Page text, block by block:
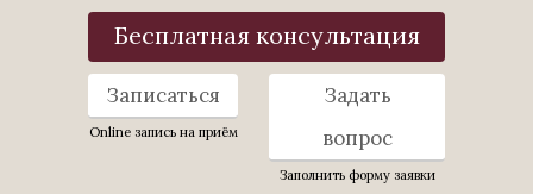
Бесплатная консультация
Записаться
Online запись на приём
Задать
вопрос
Заполнить форму заявки